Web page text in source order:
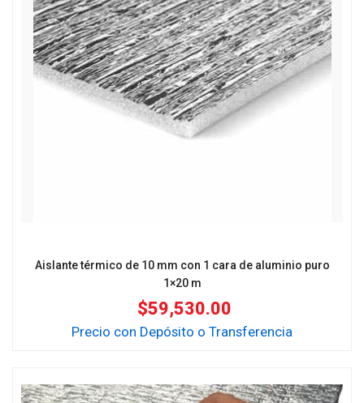
Aislante térmico de 10 mm con 1 cara de aluminio puro
1×20 m
$59,530.00
Precio con Depósito o Transferencia